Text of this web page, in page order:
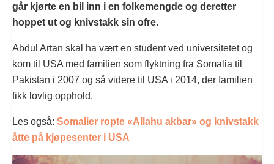
går kjørte en bil inn i en folkemengde og deretter
hoppet ut og knivstakk sin ofre.
Abdul Artan skal ha vært en student ved universitetet og
kom til USA med familien som flyktning fra Somalia til
Pakistan i 2007 og så videre til USA i 2014, der familien
fikk lovlig opphold.
Les også: Somalier ropte «Allahu akbar» og knivstakk
åtte på kjøpesenter i USA